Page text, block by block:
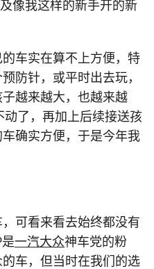
像我这样的新手开的新
车实在算不上方便，特
防针，或平时出去玩，
越来越大，也越来越
了，再加上后续接送孩
确实方便，于是今年我
可看来看去始终都没有
一汽大众神车党的粉
车，但当时在我们的选